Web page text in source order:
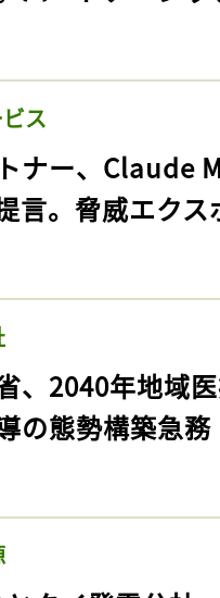
ス
トナー、Claude
言。脅威エク
、2040年地域
の態勢構築急務